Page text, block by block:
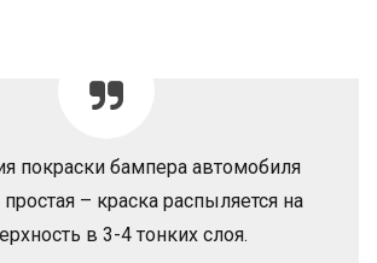
покраски бампера автомобиля
– краска распыляется на
в 3-4 тонких слоя.